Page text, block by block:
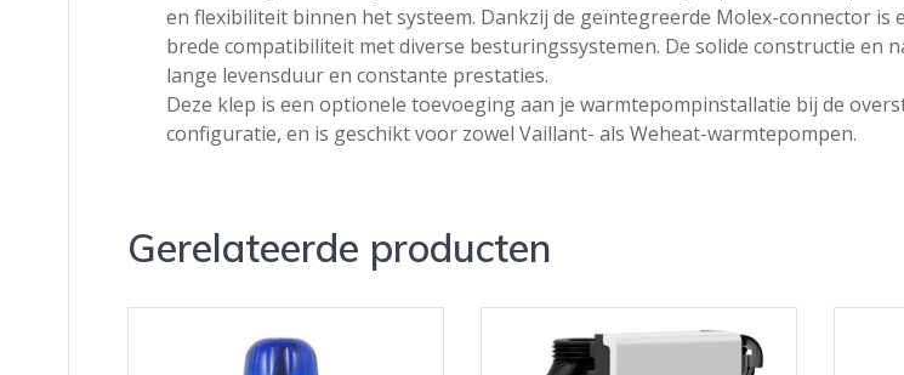
en flexibiliteit binnen het systeem. Dankzij de geïntegreerde Molex-connector
brede compatibiliteit met diverse besturingssystemen. De solide constructie en
lange levensduur en constante prestaties.
Deze klep is een optionele toevoeging aan je warmtepompinstallatie bij de
configuratie, en is geschikt voor zowel Vaillant- als Weheat-warmtepompen.
Gerelateerde producten